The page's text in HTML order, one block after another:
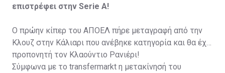
επιστρέφει στην Serie A!
Ο πρώην κίπερ του ΑΠΟΕΛ πήρε μεταγραφή από την
Κλουζ στην Κάλιαρι που ανέβηκε κατηγορία και θα έχει
προπονητή τον Κλαούντιο Ρανιέρι!
Σύμφωνα με το transfermarkt η μετακίνησή του